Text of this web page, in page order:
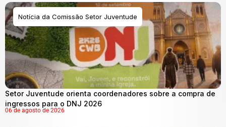
Notícia da Comissão Setor Juventude
Setor Juventude orienta coordenadores sobre a compra de
ingressos para o DNJ 2026
06 de agosto de 2026